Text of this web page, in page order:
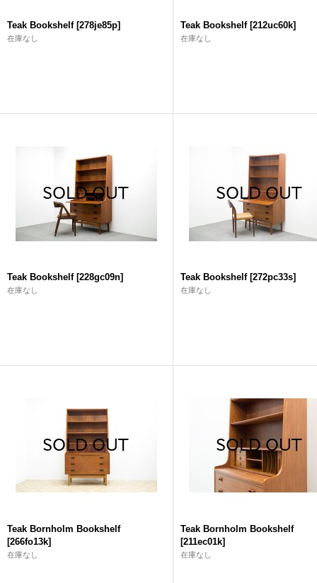
Teak Bookshelf [278je85p]
在庫なし
Teak Bookshelf [212uc60k]
在庫なし
Teak Bookshelf [228gc09n]
在庫なし
Teak Bookshelf [272pc33s]
在庫なし
Teak Bornholm Bookshelf
[266fo13k]
在庫なし
Teak Bornholm Bookshelf
[211ec01k]
在庫なし